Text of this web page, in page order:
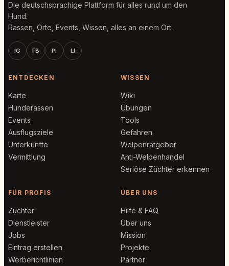
Die deutschsprachige Plattform für alles rund um den
Hund.
Rassen, Orte, Events, Wissen, alles an einem Ort.
IG FB PI LI
ENTDECKEN
Karte
Hunderassen
Events
Ausflugsziele
Unterkünfte
Vermittlung
WISSEN
Wiki
Übungen
Tools
Gefahren
Welpenratgeber
Anti-Welpenhandel
Seriöse Züchter erkennen
FÜR PROFIS
Züchter
Dienstleister
Jobs
Eintrag erstellen
Werberichtlinien
ÜBER UNS
Hilfe & FAQ
Über uns
Mission
Projekte
Partner